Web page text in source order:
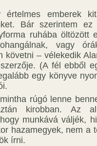
emberek
Bár szerintem ez
ruhába öltözött
vagy
követni – vélekedik
(A fél ebből
egy könyve
rúgó lenne
kirobban. Az
munkává váljék,
hazamegyek, nem a
írni.